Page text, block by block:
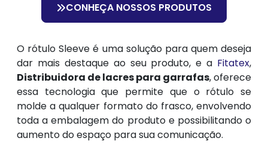
O rótulo Sleeve é uma solução para quem deseja
dar mais destaque ao seu produto, e a Fitatex,
Distribuidora de lacres para garrafas, oferece
essa tecnologia que permite que o rótulo se
molde a qualquer formato do frasco, envolvendo
toda a embalagem do produto e possibilitando o
aumento do espaço para sua comunicação.
CONHEÇA NOSSOS PRODUTOS